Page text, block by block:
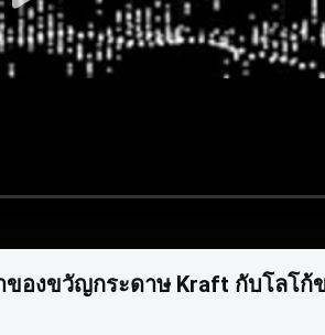
ของขวัญกระดาษ Kraft กับโลโก้